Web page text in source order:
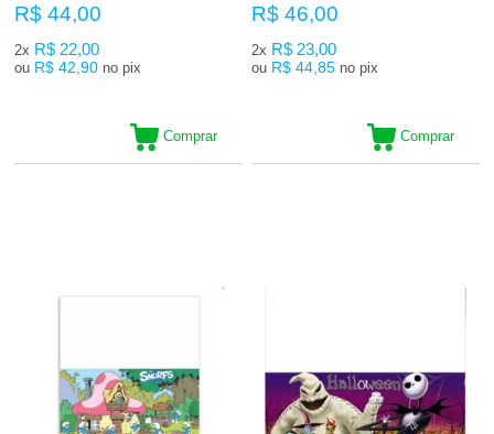
R$ 44,00
2x R$ 22,00
ou R$ 42,90 no pix
Comprar
R$ 46,00
2x R$ 23,00
ou R$ 44,85 no pix
Comprar